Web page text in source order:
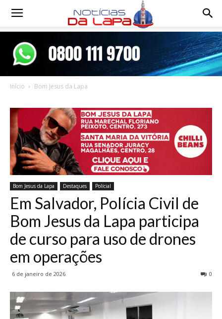
Notícias
Início Bom Jesus da Lapa
Bom Jesus da Lapa Destaques Polícial
Em Salvador, Polícia Civil de
Bom Jesus da Lapa participa
de curso para uso de drones
em operações
6 de janeiro de 2026 0